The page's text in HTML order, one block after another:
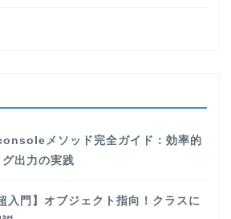
メソッド完全ガイド：効率的
出力の実践
入門】オブジェクト指向！クラスに